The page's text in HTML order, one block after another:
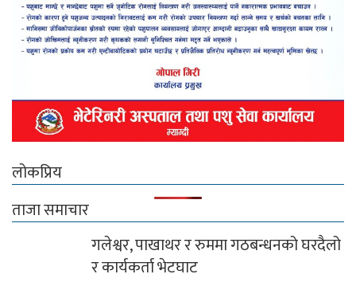
लोकप्रिय
ताजा समाचार
गलेश्वर, पाखाथर र रुममा गठबन्धनको घरदैलो
र कार्यकर्ता भेटघाट